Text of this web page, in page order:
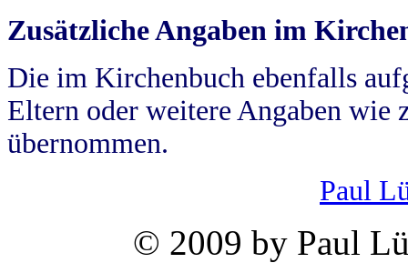
Zusätzliche Angaben im
Die im Kirchenbuch ebenfalls
Eltern oder weitere Angaben wie
übernommen.
Paul
© 2009 by Paul